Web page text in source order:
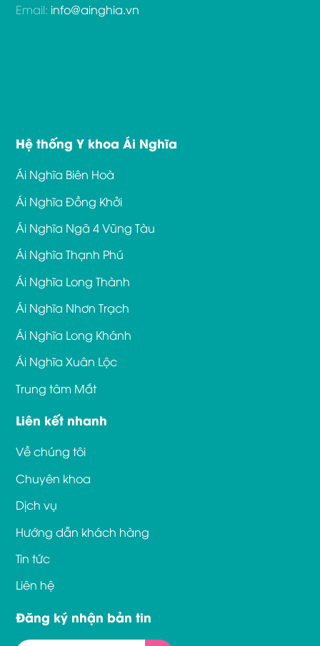
Email: info@ainghia.vn
Hệ thống Y khoa Ái Nghĩa
Ái Nghĩa Biên Hoà
Ái Nghĩa Đồng Khởi
Ái Nghĩa Ngã 4 Vũng Tàu
Ái Nghĩa Thạnh Phú
Ái Nghĩa Long Thành
Ái Nghĩa Nhơn Trạch
Ái Nghĩa Long Khánh
Ái Nghĩa Xuân Lộc
Trung tâm Mắt
Liên kết nhanh
Về chúng tôi
Chuyên khoa
Dịch vụ
Hướng dẫn khách hàng
Tin tức
Liên hệ
Đăng ký nhận bản tin